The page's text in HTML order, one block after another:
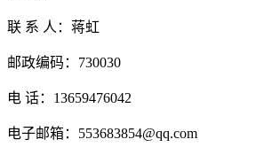
联 系 人：蒋虹
邮政编码：730030
电 话：13659476042
电子邮箱：553683854@qq.com